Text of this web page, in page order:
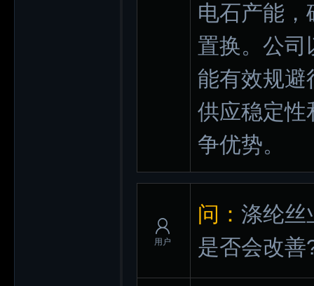
电石产能
置换。公司
能有效规避
供应稳定性
争优势。
用户
问： 涤纶丝
是否会改善